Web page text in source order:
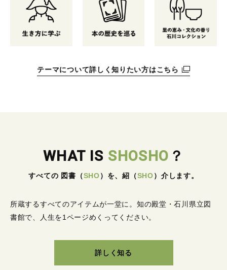
テーマについて詳しく知りたい方はこちら
WHAT IS SHOSHO ？
すべての 図書 （SHO） を、紹 （SHO） 介します。
所蔵するすべてのアイテムが一堂に。 知の殿堂・石川県立図
書館で、人生を1ページめくってください。
詳しく知る